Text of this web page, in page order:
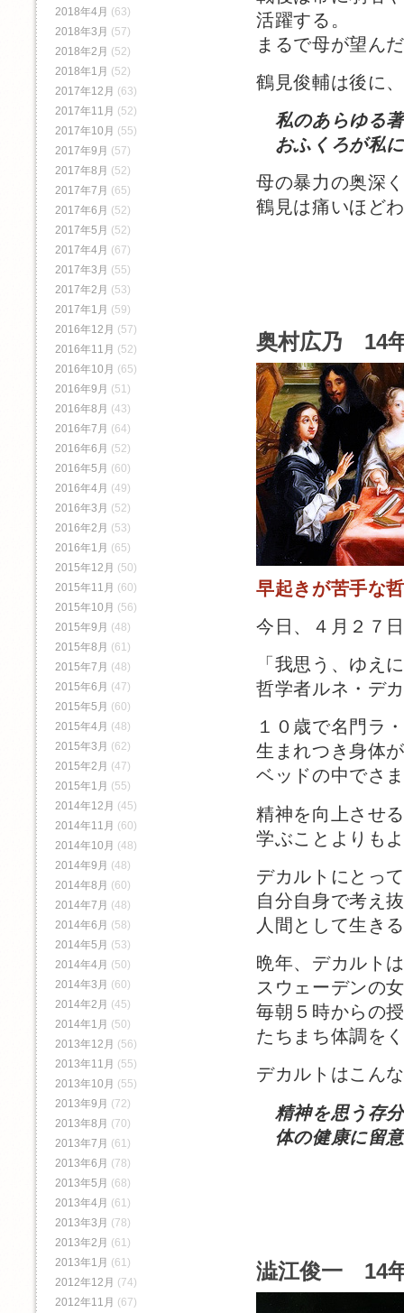
活躍する。
まるで母が望ん
鶴見俊輔は後に
私のあらゆる
おふくろが私
母の暴力の奥深
鶴見は痛いほど
奥村広乃 14
早起きが苦手な
今日、４月２７
「我思う、ゆえ
哲学者ルネ・デ
１０歳で名門ラ
生まれつき身体
ベッドの中でさ
精神を向上させ
学ぶことよりも
デカルトにとっ
自分自身で考え
人間として生き
晩年、デカルト
スウェーデンの
毎朝５時からの
たちまち体調を
デカルトはこん
精神を思う存
体の健康に留
澁江俊一 14
2018年4月 (63)
2018年3月 (57)
2018年2月 (52)
2018年1月 (52)
2017年12月 (63)
2017年11月 (52)
2017年10月 (55)
2017年9月 (57)
2017年8月 (52)
2017年7月 (65)
2017年6月 (52)
2017年5月 (52)
2017年4月 (67)
2017年3月 (55)
2017年2月 (53)
2017年1月 (59)
2016年12月 (57)
2016年11月 (52)
2016年10月 (65)
2016年9月 (51)
2016年8月 (43)
2016年7月 (64)
2016年6月 (52)
2016年5月 (60)
2016年4月 (49)
2016年3月 (52)
2016年2月 (53)
2016年1月 (65)
2015年12月 (50)
2015年11月 (60)
2015年10月 (56)
2015年9月 (48)
2015年8月 (61)
2015年7月 (48)
2015年6月 (47)
2015年5月 (60)
2015年4月 (48)
2015年3月 (62)
2015年2月 (47)
2015年1月 (55)
2014年12月 (45)
2014年11月 (60)
2014年10月 (48)
2014年9月 (48)
2014年8月 (60)
2014年7月 (48)
2014年6月 (58)
2014年5月 (53)
2014年4月 (50)
2014年3月 (60)
2014年2月 (45)
2014年1月 (50)
2013年12月 (56)
2013年11月 (55)
2013年10月 (55)
2013年9月 (72)
2013年8月 (70)
2013年7月 (61)
2013年6月 (78)
2013年5月 (68)
2013年4月 (61)
2013年3月 (78)
2013年2月 (61)
2013年1月 (61)
2012年12月 (74)
2012年11月 (67)